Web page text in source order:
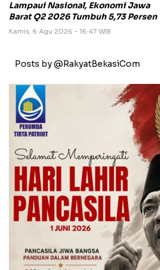
Lampaui Nasional, Ekonomi Jawa
Barat Q2 2026 Tumbuh 5,73 Persen
Kamis, 6 Agu 2026 - 16:47 WIB
Posts by @RakyatBekasiCom